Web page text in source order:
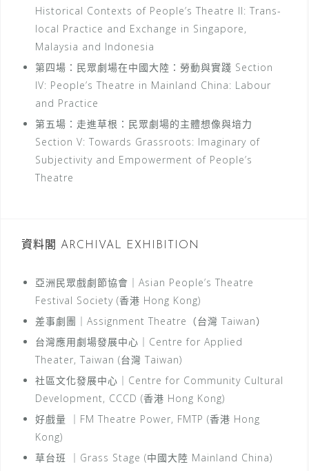
Historical Contexts of People’s Theatre II: Trans-
local Practice and Exchange in Singapore,
Malaysia and Indonesia
第四場：民眾劇場在中國大陸：勞動與實踐 Section
IV: People’s Theatre in Mainland China: Labour
and Practice
第五場：走進草根：民眾劇場的主體想像與培力
Section V: Towards Grassroots: Imaginary of
Subjectivity and Empowerment of People’s
Theatre
資料閣 ARCHIVAL EXHIBITION
亞洲民眾戲劇節協會｜Asian People’s Theatre
Festival Society (香港 Hong Kong)
差事劇團｜Assignment Theatre（台灣 Taiwan）
台灣應用劇場發展中心｜Centre for Applied
Theater, Taiwan (台灣 Taiwan)
社區文化發展中心｜Centre for Community Cultural
Development, CCCD (香港 Hong Kong)
好戲量 ｜FM Theatre Power, FMTP (香港 Hong
Kong)
草台班 ｜Grass Stage (中國大陸 Mainland China)